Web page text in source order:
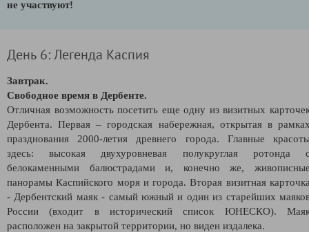
не участвуют!
День 6: Легенда Каспия
Завтрак.
Свободное время в Дербенте.
Отличная возможность посетить еще одну из визитных
Дербента. Первая – городская набережная, открытая в
празднования 2000-летия древнего города. Главные
здесь: высокая двухуровневая полукруглая ротонда
белокаменными балюстрадами и, конечно же,
панорамы Каспийского моря и города. Вторая визитная
- Дербентский маяк - самый южный и один из старейших
России (входит в исторический список ЮНЕСКО).
расположен на закрытой территории, но виден издалека.